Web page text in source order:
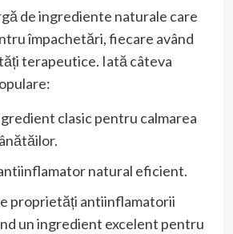
de ingrediente naturale care
împachetări, fiecare având
terapeutice. Iată câteva
clasic pentru calmarea
natural eficient.
proprietăți antiinflamatorii
un ingredient excelent pentru